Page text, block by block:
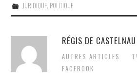
JURIDIQUE, POLITIQUE
RÉGIS DE CASTELNAU
AUTRES ARTICLES
FACEBOOK